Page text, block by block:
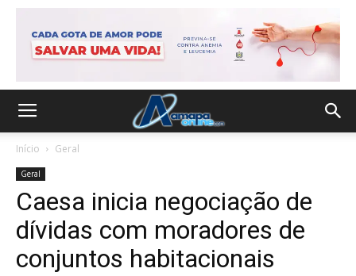
Início Geral
Geral
Caesa inicia negociação de
dívidas com moradores de
conjuntos habitacionais